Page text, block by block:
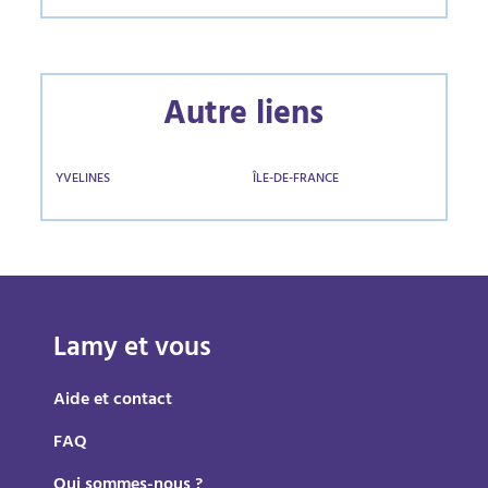
Autre liens
YVELINES ÎLE-DE-FRANCE
Lamy et vous
Aide et contact
FAQ